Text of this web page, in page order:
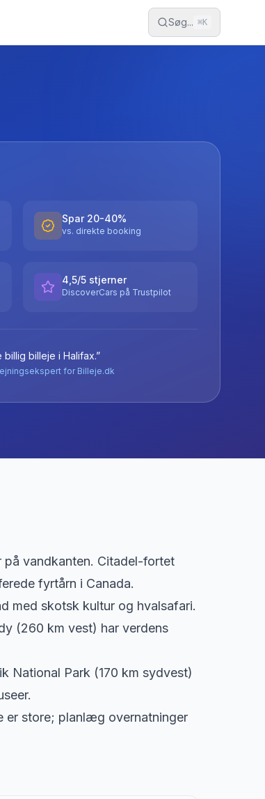
Søg... ⌘K
Spar 20-40%
vs. direkte booking
4,5/5 stjerner
DiscoverCars på Trustpilot
billig billeje i Halifax.”
for Billeje.dk
på vandkanten. Citadel-fortet
fyrtårn i Canada.
med skotsk kultur og hvalsafari.
(260 km vest) har verdens
National Park (170 km sydvest)
er store; planlæg overnatninger